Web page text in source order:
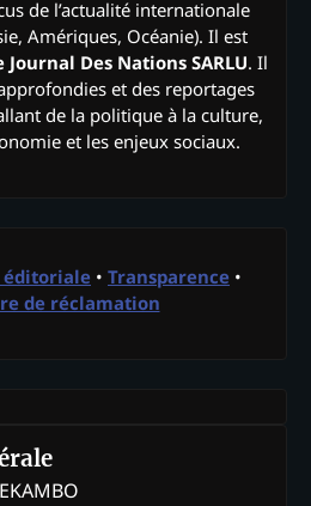
de l’actualité internationale
Amériques, Océanie). Il est
Journal Des Nations SARLU. Il
et des reportages
de la politique à la culture,
et les enjeux sociaux.
éditoriale • Transparence •
de réclamation